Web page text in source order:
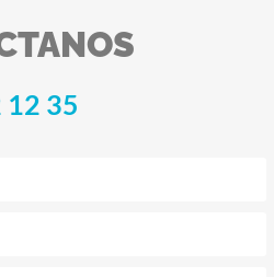
12 35